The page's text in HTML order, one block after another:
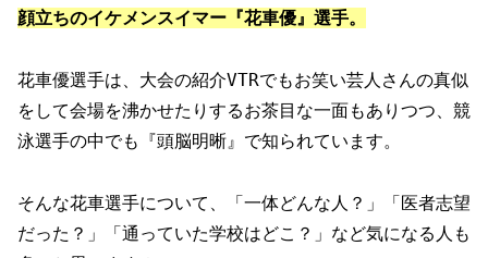
顔立ちのイケメンスイマー『花車優』選手。
花車優選手は、大会の紹介VTRでもお笑い芸人さんの真似
をして会場を沸かせたりするお茶目な一面もありつつ、競
泳選手の中でも『頭脳明晰』で知られています。
そんな花車選手について、「一体どんな人？」「医者志望
だった？」「通っていた学校はどこ？」など気になる人も